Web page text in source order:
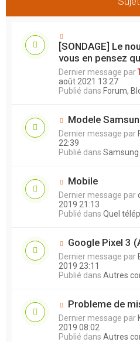
é
e
[SONDAGE] Le
vous en pensez
Dernier message par
août 2021 13:27
Publié dans Forum,
Modele
Dernier message par
22:39
Publié dans Samsung
Mobile
Dernier message par
2019 21:13
Publié dans Quel
Google Pixel 3
Dernier message par
2019 23:11
Publié dans Autres
Probleme de
Dernier message par
2019 08:02
Publié dans Autres